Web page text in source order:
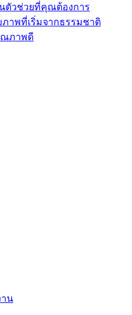
นตัวช่วยที่คุณต้องการ
ภาพที่เริ่มจากธรรมชาติ
ณภาพดี
น